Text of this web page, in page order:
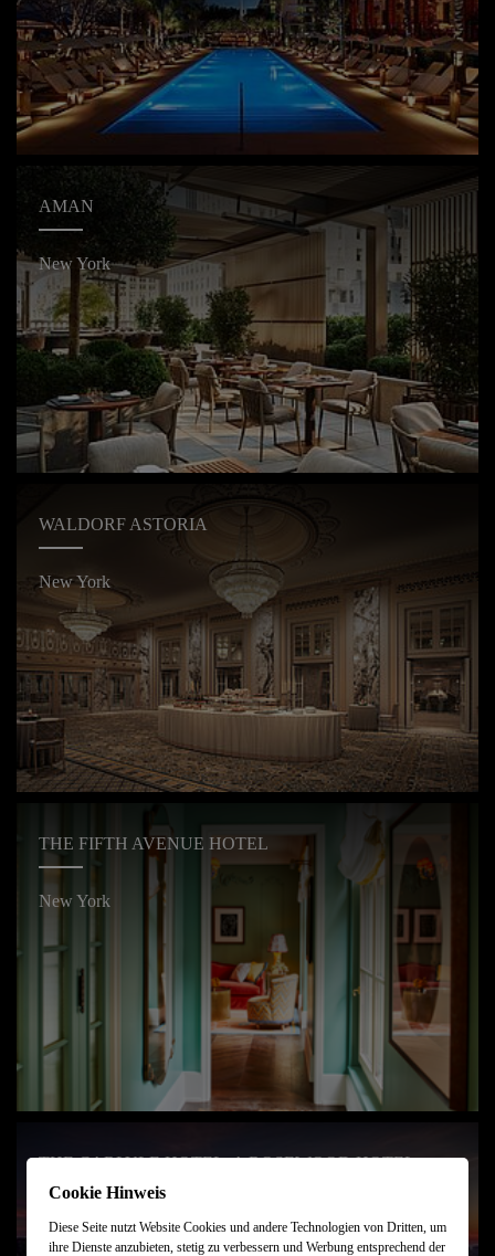
AMAN
New York
WALDORF ASTORIA
New York
THE FIFTH AVENUE HOTEL
New York
THE CARLYLE HOTEL, A ROSEWOOD HOTEL
New York
Cookie Hinweis
Diese Seite nutzt Website Cookies und andere Technologien von Dritten, um
ihre Dienste anzubieten, stetig zu verbessern und Werbung entsprechend der